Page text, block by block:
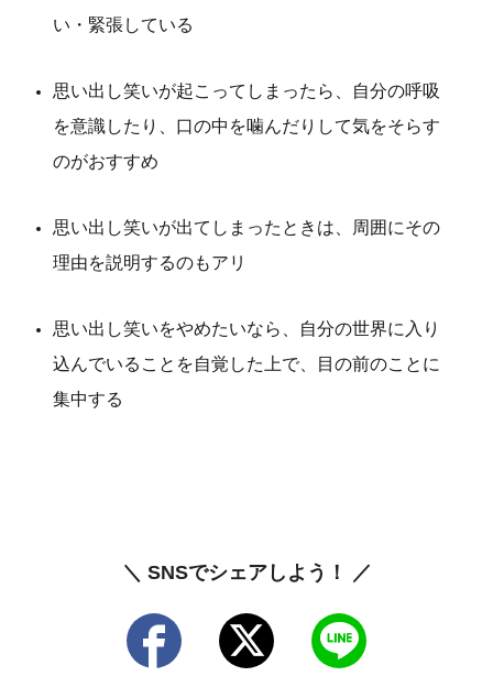
い・緊張している
思い出し笑いが起こってしまったら、自分の呼吸
を意識したり、口の中を噛んだりして気をそらす
のがおすすめ
思い出し笑いが出てしまったときは、周囲にその
理由を説明するのもアリ
思い出し笑いをやめたいなら、自分の世界に入り
込んでいることを自覚した上で、目の前のことに
集中する
＼ SNSでシェアしよう！ ／